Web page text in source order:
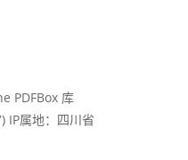
PDFBox 库
IP属地：四川省